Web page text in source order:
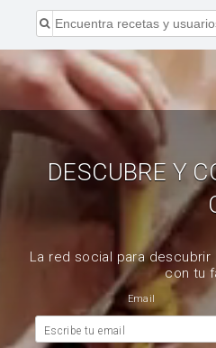
DESCUBRE Y
La red social para
con tu
Email
Escribe tu email